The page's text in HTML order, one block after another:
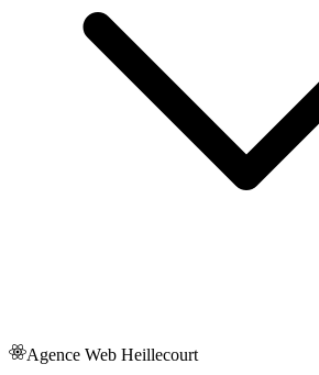
Agence Web Heillecourt